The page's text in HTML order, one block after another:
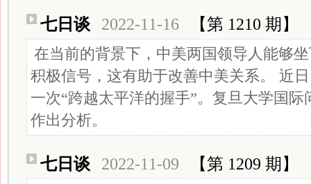
七日谈 2022-11-16 【第 1210 期】
在当前的背景下，中美两国领导人能够
积极信号，这有助于改善中美关系。 近
一次“跨越太平洋的握手”。复旦大学国
作出分析。
七日谈 2022-11-09 【第 1209 期】